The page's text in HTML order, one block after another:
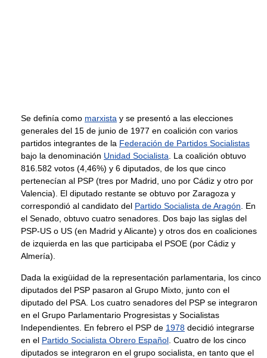
Se definía como marxista y se presentó a las elecciones
generales del 15 de junio de 1977 en coalición con varios
partidos integrantes de la Federación de Partidos Socialistas
bajo la denominación Unidad Socialista . La coalición obtuvo
816.582 votos (4,46%) y 6 diputados, de los que cinco
pertenecían al PSP (tres por Madrid, uno por Cádiz y otro por
Valencia). El diputado restante se obtuvo por Zaragoza y
correspondió al candidato del Partido Socialista de Aragón . En
el Senado, obtuvo cuatro senadores. Dos bajo las siglas del
PSP-US o US (en Madrid y Alicante) y otros dos en coaliciones
de izquierda en las que participaba el PSOE (por Cádiz y
Almería).
Dada la exigüidad de la representación parlamentaria, los cinco
diputados del PSP pasaron al Grupo Mixto, junto con el
diputado del PSA. Los cuatro senadores del PSP se integraron
en el Grupo Parlamentario Progresistas y Socialistas
Independientes. En febrero el PSP de 1978 decidió integrarse
en el Partido Socialista Obrero Español . Cuatro de los cinco
diputados se integraron en el grupo socialista, en tanto que el